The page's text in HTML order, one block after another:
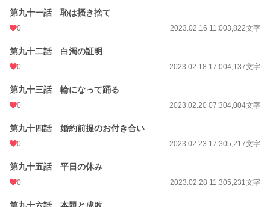
第九十一話 恥は掻き捨て
0 2023.02.16 11:003,822文字
第九十二話 白濁の証明
0 2023.02.18 17:004,137文字
第九十三話 輪になって踊る
0 2023.02.20 07:304,004文字
第九十四話 婚約前提のお付き合い
0 2023.02.23 17:305,217文字
第九十五話 平日の休み
0 2023.02.28 11:305,231文字